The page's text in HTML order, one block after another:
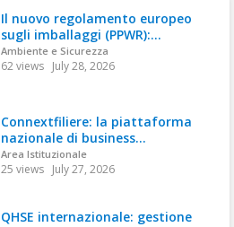
Il nuovo regolamento europeo
sugli imballaggi (PPWR):...
Ambiente e Sicurezza
62 views July 28, 2026
Connextfiliere: la piattaforma
nazionale di business...
Area Istituzionale
25 views July 27, 2026
QHSE internazionale: gestione